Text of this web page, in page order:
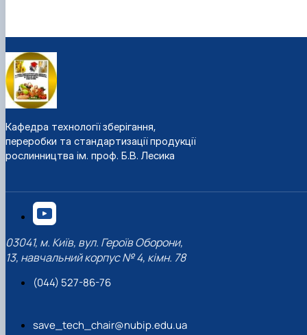
Кафедра технології зберігання,
переробки та стандартизації продукції
рослинництва ім. проф. Б.В. Лесика
03041, м. Київ, вул. Героїв Оборони,
13, навчальний корпус № 4, кімн. 78
(044) 527-86-76
save_tech_chair@nubip.edu.ua